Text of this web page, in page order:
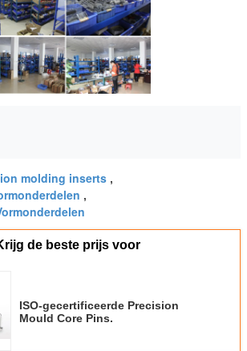
molding inserts ,
,
de beste prijs voor
ISO-gecertificeerde Precision
Mould Core Pins.